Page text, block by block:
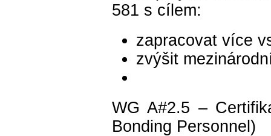
581 s cílem:
zapracovat více
zvýšit
WG A#2.5 –
Bonding Personnel)